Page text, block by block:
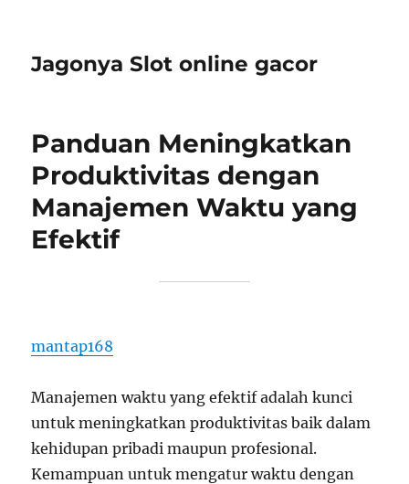
Jagonya Slot online gacor
Panduan Meningkatkan
Produktivitas dengan
Manajemen Waktu yang
Efektif
mantap168
Manajemen waktu yang efektif adalah kunci
untuk meningkatkan produktivitas baik dalam
kehidupan pribadi maupun profesional.
Kemampuan untuk mengatur waktu dengan